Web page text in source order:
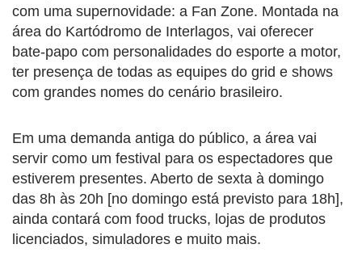
com uma supernovidade: a Fan Zone. Montada na
área do Kartódromo de Interlagos, vai oferecer
bate-papo com personalidades do esporte a motor,
ter presença de todas as equipes do grid e shows
com grandes nomes do cenário brasileiro.
Em uma demanda antiga do público, a área vai
servir como um festival para os espectadores que
estiverem presentes. Aberto de sexta à domingo
das 8h às 20h [no domingo está previsto para 18h],
ainda contará com food trucks, lojas de produtos
licenciados, simuladores e muito mais.